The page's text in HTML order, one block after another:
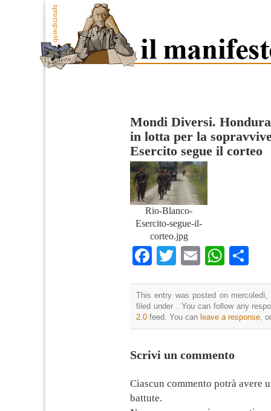
Mondi Diversi.
in lotta per la
Esercito segue il corteo
Rio-Blanco-
Esercito-segue-il-
corteo.jpg
Facebook
TwitterEmail
This entry was posted on
filed under . You can follow any
2.0 feed. You can leave a response ,
Scrivi un commento
Ciascun commento potrà avere
battute.